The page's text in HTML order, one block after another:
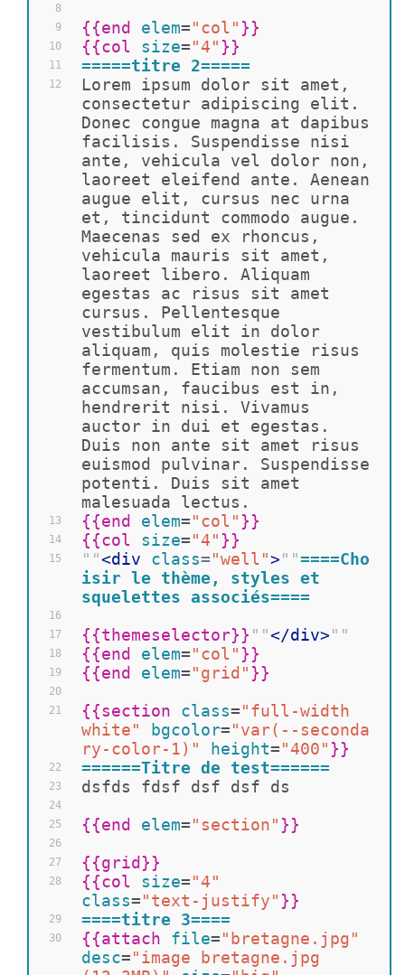
8
9
10
11
12
13
14
15
16
17
18
19
20
21
22
23
24
25
26
27
28
29
30
{{end elem="col" }}
{{col size="4" }}
=====titre 2=====
Lorem ipsum dolor sit amet,
consectetur adipiscing elit.
Donec congue magna at dapibus
facilisis. Suspendisse nisi
ante, vehicula vel dolor non,
laoreet eleifend ante. Aenean
augue elit, cursus nec urna
et, tincidunt commodo augue.
Maecenas sed ex rhoncus,
vehicula mauris sit amet,
laoreet libero. Aliquam
egestas ac risus sit amet
cursus. Pellentesque
vestibulum elit in dolor
aliquam, quis molestie risus
fermentum. Etiam non sem
accumsan, faucibus est in,
hendrerit nisi. Vivamus
auctor in dui et egestas.
Duis non ante sit amet risus
euismod pulvinar. Suspendisse
potenti. Duis sit amet
malesuada lectus.
{{end elem="col" }}
{{col size="4" }}
""<div class="well">""====Cho
isir le thème, styles et
squelettes associés====
{{themeselector}} ""</div>""
{{end elem="col" }}
{{end elem="grid" }}
{{section class="full-width
white"
bgcolor="var(--seconda
ry-color-1)"
height="400" }}
======Titre de test======
dsfds fdsf dsf dsf ds
{{end elem="section" }}
{{grid }}
{{col size="4"
class="text-justify" }}
====titre 3====
{{attach file="bretagne.jpg"
desc="image bretagne.jpg